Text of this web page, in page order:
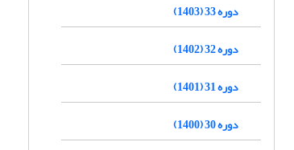
دوره 33 (1403)
دوره 32 (1402)
دوره 31 (1401)
دوره 30 (1400)